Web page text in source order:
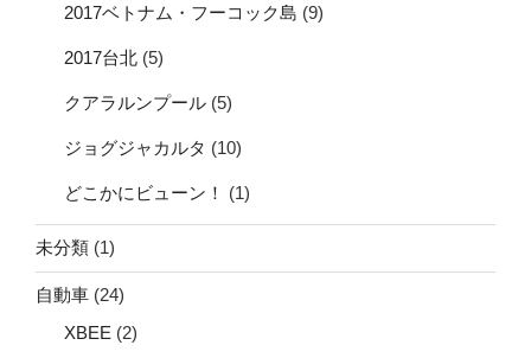
2017ベトナム・フーコック島 (9)
2017台北 (5)
クアラルンプール (5)
ジョグジャカルタ (10)
どこかにビューン！ (1)
未分類 (1)
自動車 (24)
XBEE (2)